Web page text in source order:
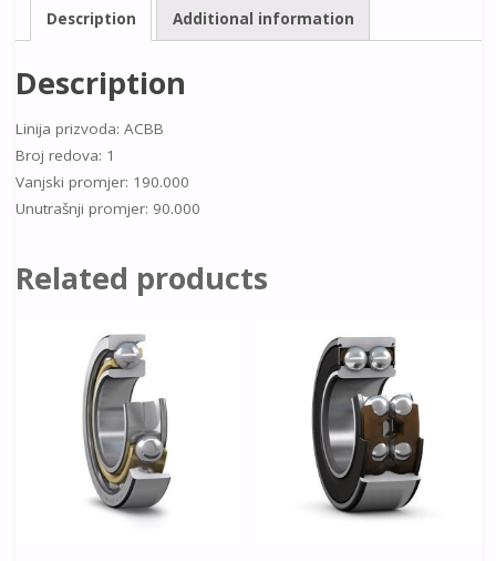
Description Additional information
Description
Linija prizvoda: ACBB
Broj redova: 1
Vanjski promjer: 190.000
Unutrašnji promjer: 90.000
Related products